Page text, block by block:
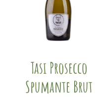
Tasi Prosecco
Spumante Brut